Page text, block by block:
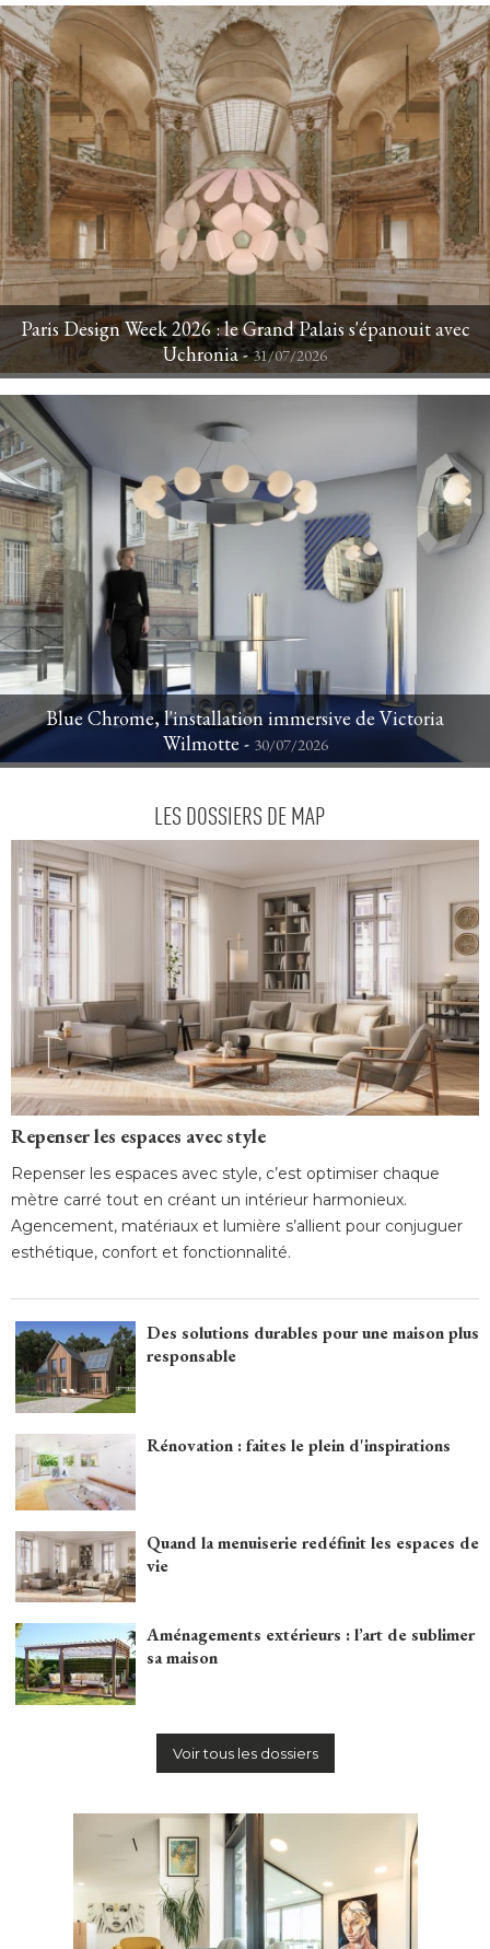
Paris Design Week 2026 : le Grand Palais s'épanouit avec
Uchronia - 31/07/2026
Blue Chrome, l'installation immersive de Victoria
Wilmotte - 30/07/2026
LES DOSSIERS DE MAP
Repenser les espaces avec style
Repenser les espaces avec style, c’est optimiser chaque
mètre carré tout en créant un intérieur harmonieux.
Agencement, matériaux et lumière s’allient pour conjuguer
esthétique, confort et fonctionnalité.
Des solutions durables pour une maison plus
responsable
Rénovation : faites le plein d'inspirations
Quand la menuiserie redéfinit les espaces de
vie
Aménagements extérieurs : l’art de sublimer
sa maison
Voir tous les dossiers